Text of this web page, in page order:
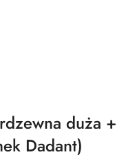
duża +
Dadant)